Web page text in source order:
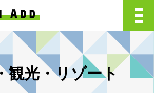
観光・リゾート